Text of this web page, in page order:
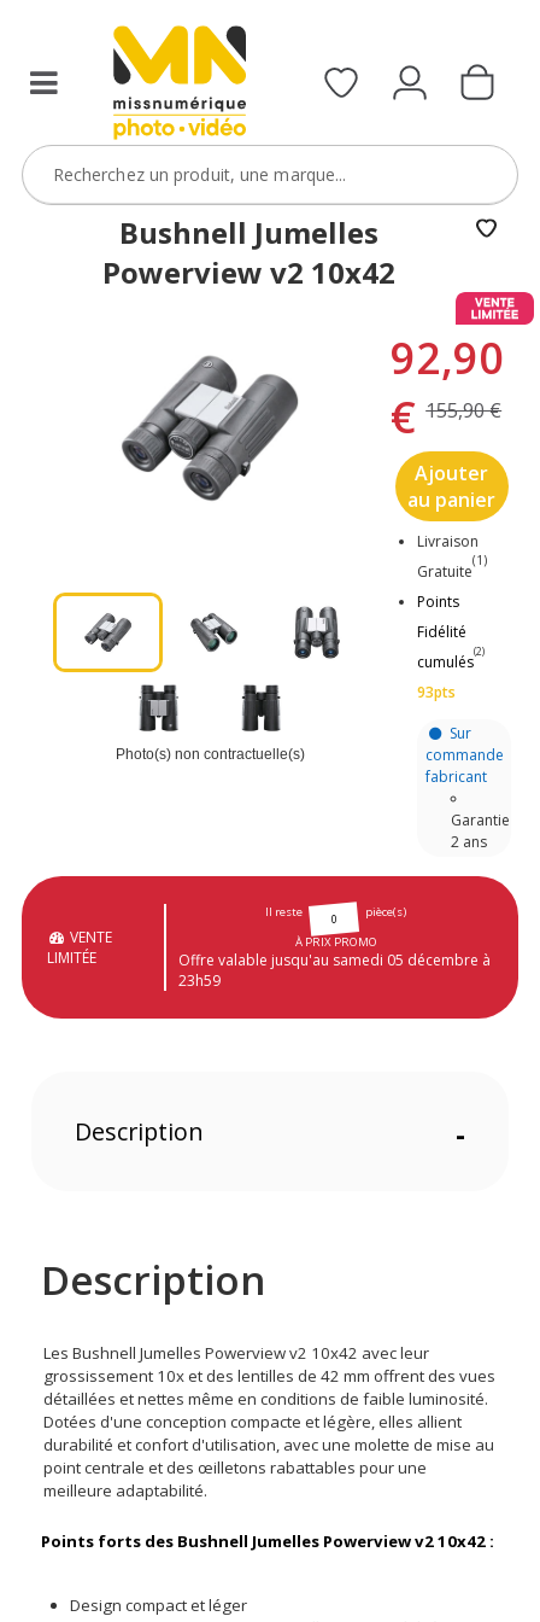
Bushnell Jumelles
Powerview v2 10x42
Photo(s) non contractuelle(s)
92,90
€ 155,90 €
Ajouter
au panier
Livraison
Gratuite
(1)
Points
Fidélité
cumulés
(2)
93pts
Sur
commande
fabricant
Garantie
2 ans
VENTE
LIMITÉE
Il reste 0
pièce(s)
À PRIX PROMO
Offre valable jusqu'au samedi 05 décembre à
23h59
Description -
Description
Les Bushnell Jumelles Powerview v2 10x42 avec leur
grossissement 10x et des lentilles de 42 mm offrent des vues
détaillées et nettes même en conditions de faible luminosité.
Dotées d'une conception compacte et légère, elles allient
durabilité et confort d'utilisation, avec une molette de mise au
point centrale et des œilletons rabattables pour une
meilleure adaptabilité.
Points forts des Bushnell Jumelles Powerview v2 10x42 :
Design compact et léger